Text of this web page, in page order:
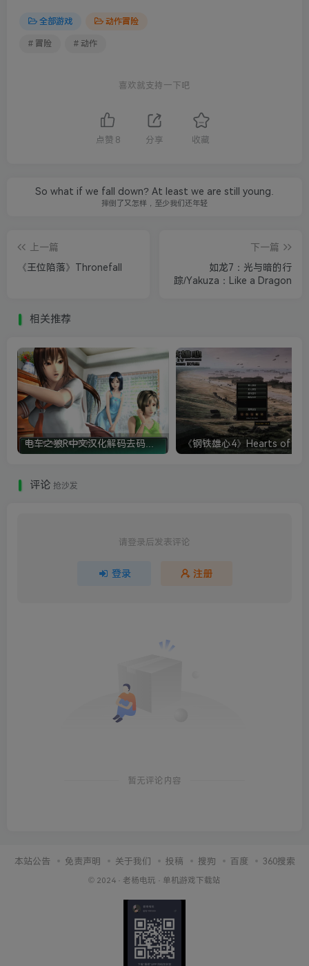
全部游戏 动作冒险
# 冒险 # 动作
喜欢就支持一下吧
点赞 8 分享 收藏
So what if we fall down? At least we are still young.
摔倒了又怎样，至少我们还年轻
上一篇
《王位陷落》Thronefall
下一篇
如龙7：光与暗的行
踪/Yakuza：Like a Dragon
相关推荐
评论 抢沙发
请登录后发表评论
登录 注册
暂无评论内容
本站公告 免责声明 关于我们 投稿 搜狗 百度 360搜索
© 2024 · 老杨电玩 · 单机游戏下载站